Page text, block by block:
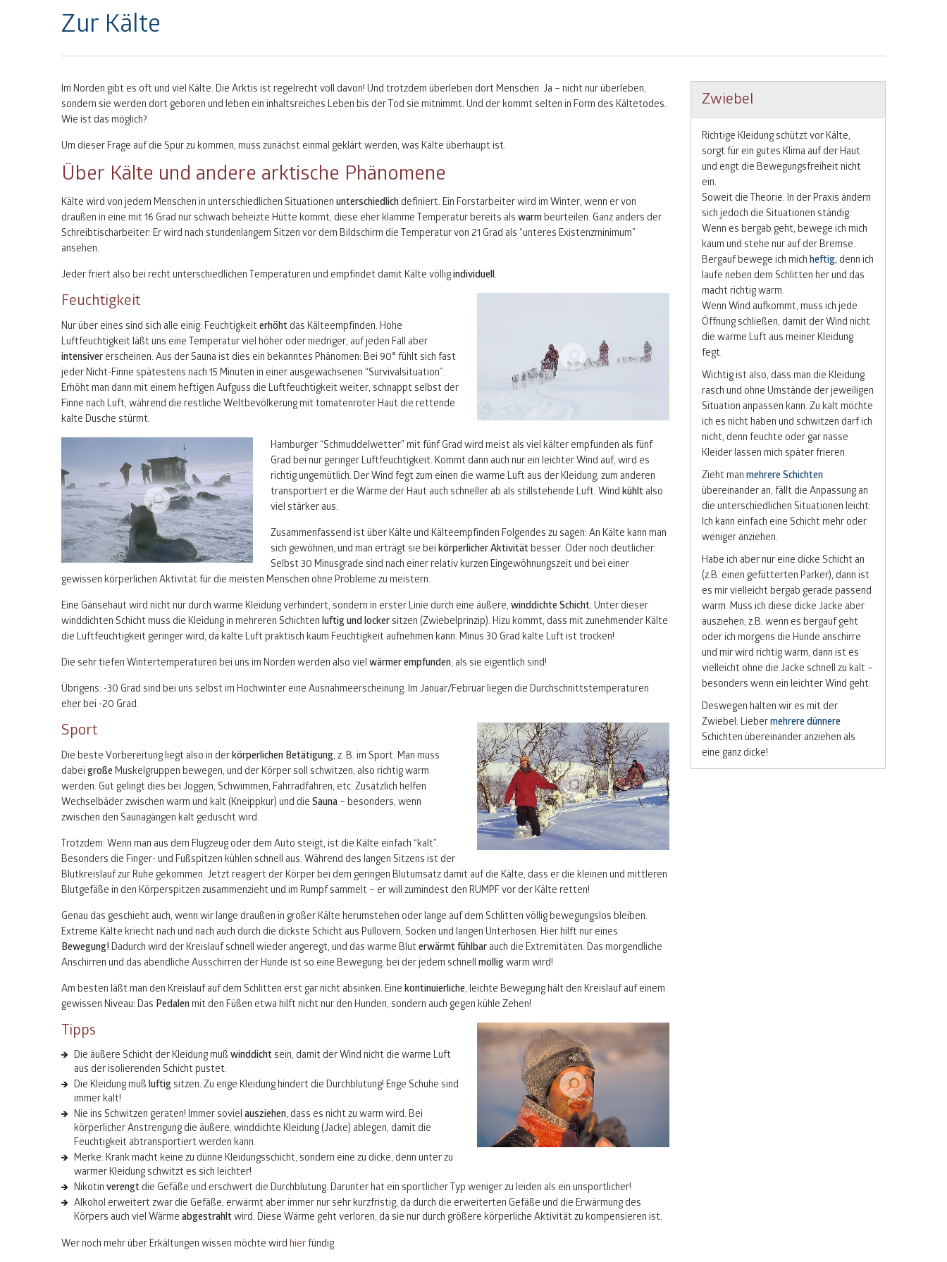
Zur Kälte
Im Norden gibt es oft und viel Kälte. Die Arktis ist regelrecht voll davon! Und trotzdem überleben dort Menschen. Ja – nicht nur überleben,
sondern sie werden dort geboren und leben ein inhaltsreiches Leben bis der Tod sie mitnimmt. Und der kommt selten in Form des Kältetodes.
Wie ist das möglich?
Um dieser Frage auf die Spur zu kommen, muss zunächst einmal geklärt werden, was Kälte überhaupt ist.
Über Kälte und andere arktische Phänomene
Kälte wird von jedem Menschen in unterschiedlichen Situationen unterschiedlich definiert. Ein Forstarbeiter wird im Winter, wenn er von
draußen in eine mit 16 Grad nur schwach beheizte Hütte kommt, diese eher klamme Temperatur bereits als warm beurteilen. Ganz anders der
Schreibtischarbeiter: Er wird nach stundenlangem Sitzen vor dem Bildschirm die Temperatur von 21 Grad als “unteres Existenzminimum”
ansehen.
Jeder friert also bei recht unterschiedlichen Temperaturen und empfindet damit Kälte völligindividuell .
Feuchtigkeit
Nur über eines sind sich alle einig: Feuchtigkeiterhöht das Kälteempfinden. Hohe
Luftfeuchtigkeit läßt uns eine Temperatur viel höher oder niedriger, auf jeden Fall aber
intensiver erscheinen. Aus der Sauna ist dies ein bekanntes Phänomen: Bei 90° fühlt sich fast
jeder Nicht-Finne spätestens nach 15 Minuten in einer ausgewachsenen “Survivalsituation”.
Erhöht man dann mit einem heftigen Aufguss die Luftfeuchtigkeit weiter, schnappt selbst der
Finne nach Luft, während die restliche Weltbevölkerung mit tomatenroter Haut die rettende
kalte Dusche stürmt.
Hamburger “Schmuddelwetter” mit fünf Grad wird meist als viel kälter empfunden als fünf
Grad bei nur geringer Luftfeuchtigkeit. Kommt dann auch nur ein leichter Wind auf, wird es
richtig ungemütlich. Der Wind fegt zum einen die warme Luft aus der Kleidung, zum anderen
transportiert er die Wärme der Haut auch schneller ab als stillstehende Luft. Wind kühlt also
viel stärker aus.
Zusammenfassend ist über Kälte und Kälteempfinden Folgendes zu sagen: An Kälte kann man
sich gewöhnen, und man erträgt sie bei körperlicher Aktivität besser. Oder noch deutlicher:
Selbst 30 Minusgrade sind nach einer relativ kurzen Eingewöhnungszeit und bei einer
gewissen körperlichen Aktivität für die meisten Menschen ohne Probleme zu meistern.
Eine Gänsehaut wird nicht nur durch warme Kleidung verhindert, sondern in erster Linie durch eine äußere, winddichte Schicht. Unter dieser
winddichten Schicht muss die Kleidung in mehreren Schichten luftig und lockersitzen (Zwiebelprinzip). Hizu kommt, dass mit zunehmender Kälte
die Luftfeuchtigkeit geringer wird, da kalte Luft praktisch kaum Feuchtigkeit aufnehmen kann. Minus 30 Grad kalte Luft ist trocken!
Die sehr tiefen Wintertemperaturen bei uns im Norden werden also viel wärmer empfunden, als sie eigentlich sind!
Übrigens: -30 Grad sind bei uns selbst im Hochwinter eine Ausnahmeerscheinung. Im Januar/Februar liegen die Durchschnittstemperaturen
eher bei -20 Grad.
Sport
Die beste Vorbereitung liegt also in der körperlichen Betätigung, z. B. im Sport. Man muss
dabei große Muskelgruppen bewegen, und der Körper soll schwitzen, also richtig warm
werden. Gut gelingt dies bei Joggen, Schwimmen, Fahrradfahren, etc. Zusätzlich helfen
Wechselbäder zwischen warm und kalt (Kneippkur) und die Sauna – besonders, wenn
zwischen den Saunagängen kalt geduscht wird.
Trotzdem: Wenn man aus dem Flugzeug oder dem Auto steigt, ist die Kälte einfach “kalt”.
Besonders die Finger- und Fußspitzen kühlen schnell aus. Während des langen Sitzens ist der
Blutkreislauf zur Ruhe gekommen. Jetzt reagiert der Körper bei dem geringen Blutumsatz damit auf die Kälte, dass er die kleinen und mittleren
Blutgefäße in den Körperspitzen zusammenzieht und im Rumpf sammelt – er will zumindest den RUMPFvor der Kälte retten!
Genau das geschieht auch, wenn wir lange draußen in großer Kälte herumstehen oder lange auf dem Schlitten völlig bewegungslos bleiben.
Extreme Kälte kriecht nach und nach auch durch die dickste Schicht aus Pullovern, Socken und langen Unterhosen. Hier hilft nur eines:
Bewegung! Dadurch wird der Kreislauf schnell wieder angeregt, und das warme Bluterwärmt fühlbar auch die Extremitäten. Das morgendliche
Anschirren und das abendliche Ausschirren der Hunde ist so eine Bewegung, bei der jedem schnell molligwarm wird!
Am besten läßt man den Kreislauf auf dem Schlitten erst gar nicht absinken. Eine kontinuierliche, leichte Bewegung hält den Kreislauf auf einem
gewissen Niveau: Das Pedalen mit den Füßen etwa hilft nicht nur den Hunden, sondern auch gegen kühle Zehen!
Tipps
Die äußere Schicht der Kleidung muß winddichtsein, damit der Wind nicht die warme Luft
aus der isolierenden Schicht pustet.
Die Kleidung muß luftigsitzen. Zu enge Kleidung hindert die Durchblutung! Enge Schuhe sind
immer kalt!
Nie ins Schwitzen geraten! Immer soviel ausziehen, dass es nicht zu warm wird. Bei
körperlicher Anstrengung die äußere, winddichte Kleidung (Jacke) ablegen, damit die
Feuchtigkeit abtransportiert werden kann.
Merke: Krank macht keine zu dünne Kleidungsschicht, sondern eine zu dicke, denn unter zu
warmer Kleidung schwitzt es sich leichter!
Nikotin verengt die Gefäße und erschwert die Durchblutung. Darunter hat ein sportlicher Typ weniger zu leiden als ein unsportlicher!
Alkohol erweitert zwar die Gefäße, erwärmt aber immer nur sehr kurzfristig, da durch die erweiterten Gefäße und die Erwärmung des
Körpers auch viel Wärme abgestrahltwird. Diese Wärme geht verloren, da sie nur durch größere körperliche Aktivität zu kompensieren ist.
Wer noch mehr über Erkältungen wissen möchte wird hier fündig.
Zwiebel
Richtige Kleidung schützt vor Kälte,
sorgt für ein gutes Klima auf der Haut
und engt die Bewegungsfreiheit nicht
ein.
Soweit die Theorie. In der Praxis ändern
sich jedoch die Situationen ständig:
Wenn es bergab geht, bewege ich mich
kaum und stehe nur auf der Bremse.
Bergauf bewege ich mich heftig,denn ich
laufe neben dem Schlitten her und das
macht richtig warm.
Wenn Wind aufkommt, muss ich jede
Öffnung schließen, damit der Wind nicht
die warme Luft aus meiner Kleidung
fegt.
Wichtig ist also, dass man die Kleidung
rasch und ohne Umstände der jeweiligen
Situation anpassen kann. Zu kalt möchte
ich es nicht haben und schwitzen darf ich
nicht, denn feuchte oder gar nasse
Kleider lassen mich später frieren.
Zieht man mehrere Schichten
übereinander an, fällt die Anpassung an
die unterschiedlichen Situationen leicht:
Ich kann einfach eine Schicht mehr oder
weniger anziehen.
Habe ich aber nur eine dicke Schicht an
(z.B. einen gefütterten Parker), dann ist
es mir vielleicht bergab gerade passend
warm. Muss ich diese dicke Jacke aber
ausziehen, z.B. wenn es bergauf geht
oder ich morgens die Hunde anschirre
und mir wird richtig warm, dann ist es
vielleicht ohne die Jacke schnell zu kalt –
besonders wenn ein leichter Wind geht.
Deswegen halten wir es mit der
Zwiebel: Liebermehrere dünnere
Schichten übereinander anziehen als
eine ganz dicke!